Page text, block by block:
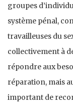
groupes
système pénal,
travailleuses du
collectivement à
répondre aux
réparation, mais
important de